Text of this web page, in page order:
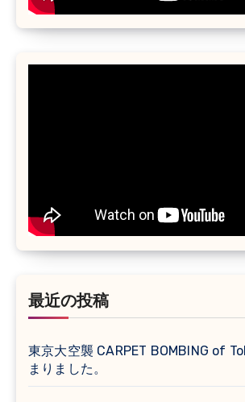
最近の投稿
東京大空襲 CARPET BOMBING of
まりました。